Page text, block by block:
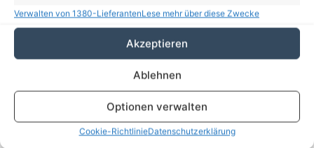
Verwalten von 1380-LieferantenLese mehr über diese Zwecke
Akzeptieren
Ablehnen
Optionen verwalten
Cookie-RichtlinieDatenschutzerklärung
Aus dem Rathaus
35 Jahre Herzblut für Kunst und Kultur: Anja
Schreier und ihre FRAKIMA Bernau
Süßes Comeback über den Dächern von
Bernau: Der Rathaushonig ist zurück
3. August 2026